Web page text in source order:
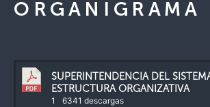
ORGANIGRAMA
SUPERINTENDENCIA DEL
ESTRUCTURA ORGANIZATIVA
1 6341 descargas